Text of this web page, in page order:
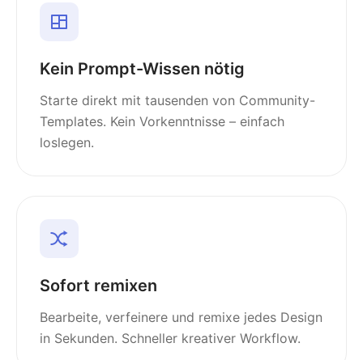
Kein Prompt-Wissen nötig
Starte direkt mit tausenden von Community-
Templates. Kein Vorkenntnisse – einfach
loslegen.
Sofort remixen
Bearbeite, verfeinere und remixe jedes Design
in Sekunden. Schneller kreativer Workflow.